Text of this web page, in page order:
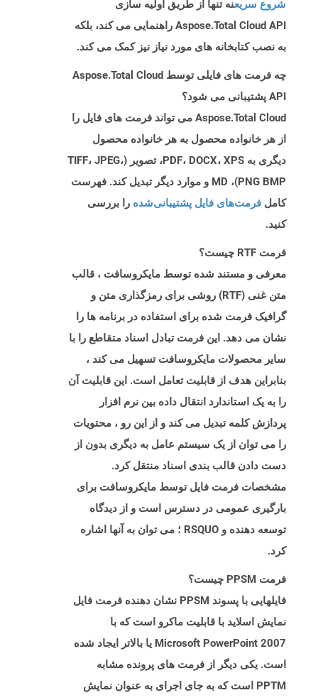
شروع سریعنه تنها از طریق اولیه سازی
Aspose.Total Cloud API راهنمایی می کند، بلکه
به نصب کتابخانه های مورد نیاز نیز کمک می کند.
چه فرمت های فایلی توسط Aspose.Total Cloud
API پشتیبانی می شود؟
Aspose.Total Cloud می تواند فرمت های فایل را
از هر خانواده محصول به هر خانواده محصول
دیگری به PDF، DOCX، XPS، تصویر (TIFF، JPEG،
PNG BMP)، MD و موارد دیگر تبدیل کند. فهرست
کامل فرمت‌های فایل پشتیبانی‌شده را بررسی
کنید.
فرمت RTF چیست؟
معرفی و مستند شده توسط مایکروسافت ، قالب
متن غنی (RTF) روشی برای رمزگذاری متن و
گرافیک فرمت شده برای استفاده در برنامه ها را
نشان می دهد. این فرمت تبادل اسناد متقاطع را با
سایر محصولات مایکروسافت تسهیل می کند ،
بنابراین هدف از قابلیت تعامل است. این قابلیت آن
را به یک استاندارد انتقال داده بین نرم افزار
پردازش کلمه تبدیل می کند و از این رو ، محتویات
را می توان از یک سیستم عامل به دیگری بدون از
دست دادن قالب بندی اسناد منتقل کرد.
مشخصات فرمت فایل توسط مایکروسافت برای
بارگیری عمومی در دسترس است و از دیدگاه
توسعه دهنده و RSQUO ؛ می توان به آنها اشاره
کرد.
فرمت PPSM چیست؟
فایلهایی با پسوند PPSM نشان دهنده فرمت فایل
نمایش اسلاید با قابلیت ماکرو است که با
Microsoft PowerPoint 2007 یا بالاتر ایجاد شده
است. یکی دیگر از فرمت های پرونده مشابه
PPTM است که به جای اجرای به عنوان نمایش